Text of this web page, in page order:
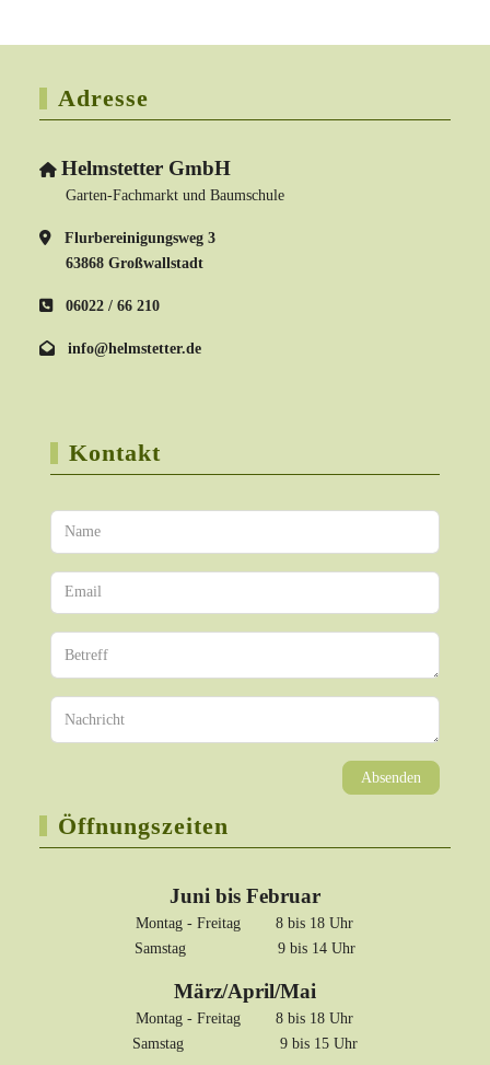
Adresse
Helmstetter GmbH
Garten-Fachmarkt und Baumschule
Flurbereinigungsweg 3
63868 Großwallstadt
06022 / 66 210
info@helmstetter.de
Kontakt
Absenden
Öffnungszeiten
Juni bis Februar
Montag - Freitag 8 bis 18 Uhr
Samstag 9 bis 14 Uhr
März/April/Mai
Montag - Freitag 8 bis 18 Uhr
Samstag 9 bis 15 Uhr